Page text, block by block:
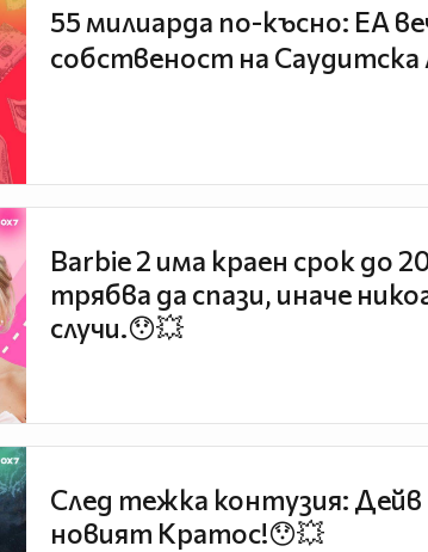
55 милиарда по-късно: EA
собственост на Саудитска
Barbie 2 има краен срок до
трябва да спази, иначе
случи.😯💥
След тежка контузия:
новият Кратос!😯💥